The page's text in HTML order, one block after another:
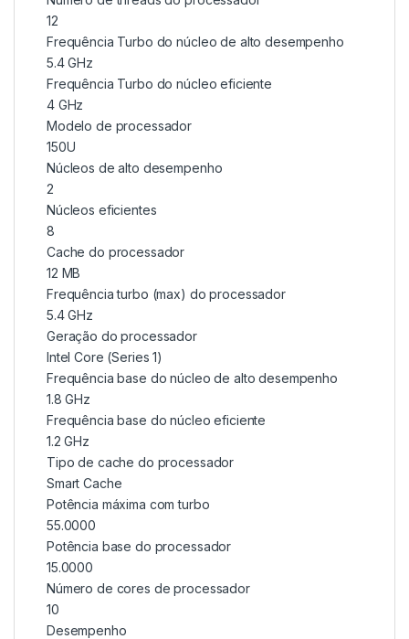
12
Frequência Turbo do núcleo de alto desempenho
5.4 GHz
Frequência Turbo do núcleo eficiente
4 GHz
Modelo de processador
150U
Núcleos de alto desempenho
2
Núcleos eficientes
8
Cache do processador
12 MB
Frequência turbo (max) do processador
5.4 GHz
Geração do processador
Intel Core (Series 1)
Frequência base do núcleo de alto desempenho
1.8 GHz
Frequência base do núcleo eficiente
1.2 GHz
Tipo de cache do processador
Smart Cache
Potência máxima com turbo
55.0000
Potência base do processador
15.0000
Número de cores de processador
10
Desempenho